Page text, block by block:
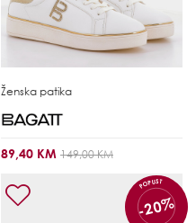
Ženska patika
89,40 KM 149,00 KM
POPUST
-20%